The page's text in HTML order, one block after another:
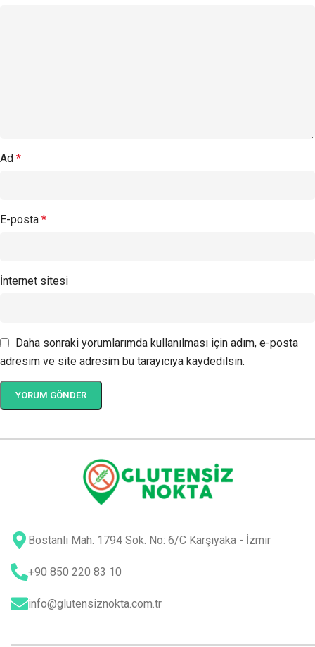
Ad *
E-posta *
İnternet sitesi
Daha sonraki yorumlarımda kullanılması için adım, e-posta
adresim ve site adresim bu tarayıcıya kaydedilsin.
Bostanlı Mah. 1794 Sok. No: 6/C Karşıyaka - İzmir
+90 850 220 83 10
info@glutensiznokta.com.tr